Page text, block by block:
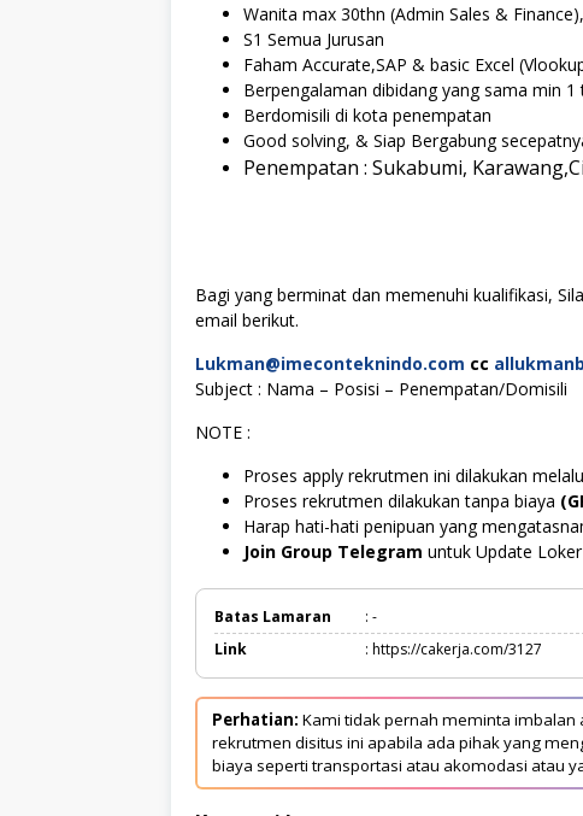
Wanita max 30thn (Admin Sales &
S1 Semua Jurusan
Faham Accurate,SAP & basic Excel
Berpengalaman dibidang yang sama min 1
Berdomisili di kota penempatan
Good solving, & Siap Bergabung
Penempatan : Sukabumi,
Bagi yang berminat dan memenuhi kualifikasi,
email berikut.
Lukman@imeconteknindo.com cc
Subject : Nama – Posisi – Penempatan/Domisili
NOTE :
Proses apply rekrutmen ini dilakukan
Proses rekrutmen dilakukan tanpa biaya
Harap hati-hati penipuan yang
Join Group Telegram untuk Update
Batas Lamaran
: -
Link
: https://cakerja.com/3127
Perhatian: Kami tidak pernah meminta
rekrutmen disitus ini apabila ada pihak yang
biaya seperti transportasi atau akomodasi atau